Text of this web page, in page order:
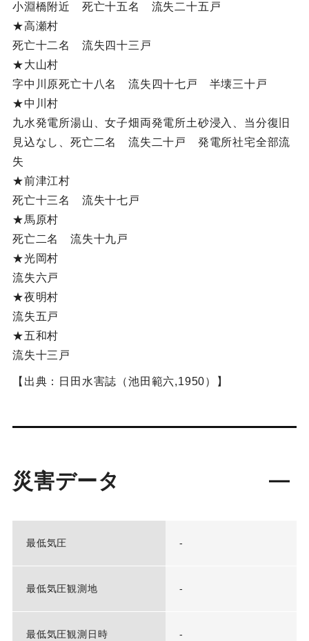
小淵橋附近 死亡十五名 流失二十五戸
★高瀬村
死亡十二名 流失四十三戸
★大山村
字中川原死亡十八名 流失四十七戸 半壊三十戸
★中川村
九水発電所湯山、女子畑両発電所土砂浸入、当分復旧
見込なし、死亡二名 流失二十戸 発電所社宅全部流
失
★前津江村
死亡十三名 流失十七戸
★馬原村
死亡二名 流失十九戸
★光岡村
流失六戸
★夜明村
流失五戸
★五和村
流失十三戸
【出典：日田水害誌（池田範六,1950）】
災害データ
最低気圧 -
最低気圧観測地 -
最低気圧観測日時 -